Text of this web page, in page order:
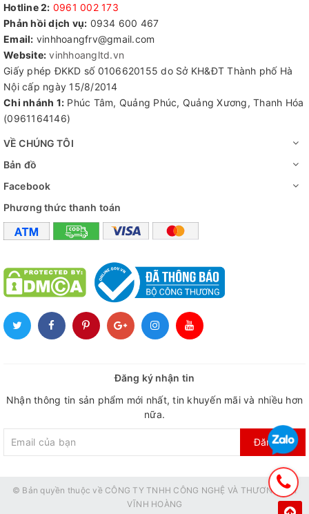
Hotline 2: 0961 002 173​
Phản hồi dịch vụ: 0934 600 467
Email: vinhhoangfrv@gmail.com
Website: vinhhoangltd.vn
Giấy phép ĐKKD số 0106620155 do Sở KH&ĐT Thành phố Hà
Nội cấp ngày 15/8/2014
Chi nhánh 1: Phúc Tâm, Quảng Phúc, Quảng Xương, Thanh Hóa
(0961164146)
VỀ CHÚNG TÔI
Bản đồ
Facebook
Phương thức thanh toán
Đăng ký nhận tin
Nhận thông tin sản phẩm mới nhất, tin khuyến mãi và nhiều hơn
nữa.
Đăng ký
© Bản quyền thuộc về CÔNG TY TNHH CÔNG NGHỆ VÀ THƯƠNG MẠI
VĨNH HOÀNG